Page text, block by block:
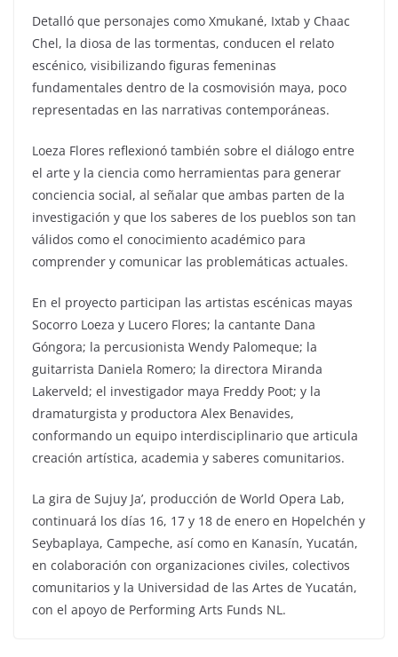
Detalló que personajes como Xmukané, Ixtab y Chaac
Chel, la diosa de las tormentas, conducen el relato
escénico, visibilizando figuras femeninas
fundamentales dentro de la cosmovisión maya, poco
representadas en las narrativas contemporáneas.
Loeza Flores reflexionó también sobre el diálogo entre
el arte y la ciencia como herramientas para generar
conciencia social, al señalar que ambas parten de la
investigación y que los saberes de los pueblos son tan
válidos como el conocimiento académico para
comprender y comunicar las problemáticas actuales.
En el proyecto participan las artistas escénicas mayas
Socorro Loeza y Lucero Flores; la cantante Dana
Góngora; la percusionista Wendy Palomeque; la
guitarrista Daniela Romero; la directora Miranda
Lakerveld; el investigador maya Freddy Poot; y la
dramaturgista y productora Alex Benavides,
conformando un equipo interdisciplinario que articula
creación artística, academia y saberes comunitarios.
La gira de Sujuy Ja’, producción de World Opera Lab,
continuará los días 16, 17 y 18 de enero en Hopelchén y
Seybaplaya, Campeche, así como en Kanasín, Yucatán,
en colaboración con organizaciones civiles, colectivos
comunitarios y la Universidad de las Artes de Yucatán,
con el apoyo de Performing Arts Funds NL.